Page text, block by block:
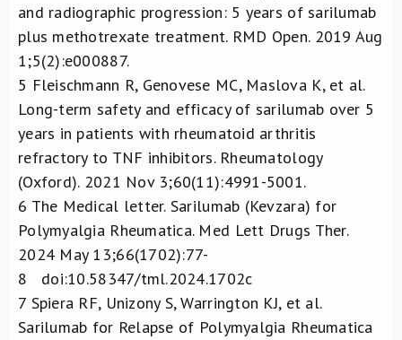
and radiographic progression: 5 years of sarilumab
plus methotrexate treatment. RMD Open. 2019 Aug
1;5(2):e000887.
5 Fleischmann R, Genovese MC, Maslova K, et al.
Long-term safety and efficacy of sarilumab over 5
years in patients with rheumatoid arthritis
refractory to TNF inhibitors. Rheumatology
(Oxford). 2021 Nov 3;60(11):4991-5001.
6 The Medical letter. Sarilumab (Kevzara) for
Polymyalgia Rheumatica. Med Lett Drugs Ther.
2024 May 13;66(1702):77-
8 doi:10.58347/tml.2024.1702c
7 Spiera RF, Unizony S, Warrington KJ, et al.
Sarilumab for Relapse of Polymyalgia Rheumatica